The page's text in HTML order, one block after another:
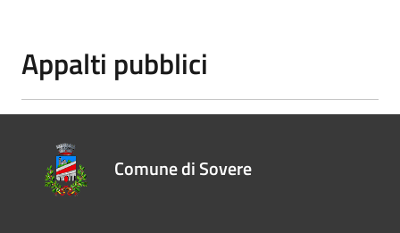
Appalti pubblici
Comune di Sovere